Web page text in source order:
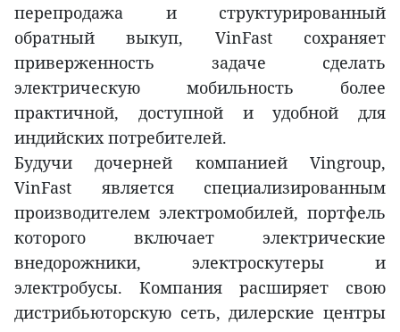
перепродажа и структурированный
обратный выкуп, VinFast сохраняет
приверженность задаче сделать
электрическую мобильность более
практичной, доступной и удобной для
индийских потребителей.
Будучи дочерней компанией Vingroup,
VinFast является специализированным
производителем электромобилей, портфель
которого включает электрические
внедорожники, электроскутеры и
электробусы. Компания расширяет свою
дистрибьюторскую сеть, дилерские центры